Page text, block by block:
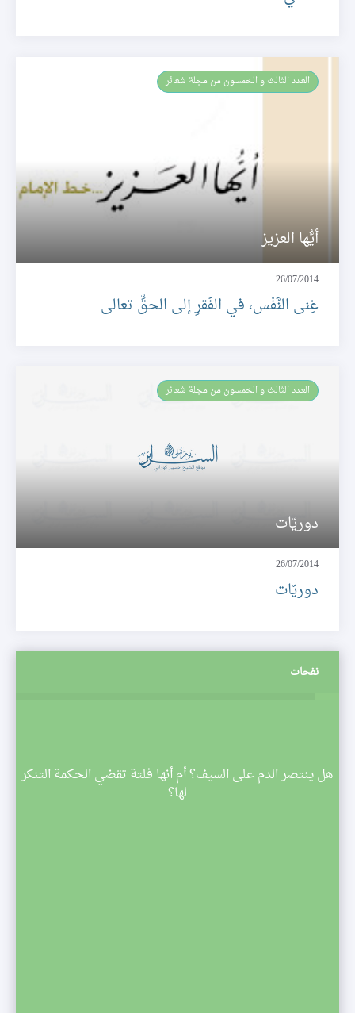
العـدد الثالث و الخمسون من مجلة شعائر
أيُّها العزيز
26/07/2014
غِنى النَّفْس، في الفَقرِ إلى الحقِّ تعالى
العـدد الثالث و الخمسون من مجلة شعائر
دوريّات
26/07/2014
دوريّات
نفحات
هل ينتصر الدم على السيف؟ أم أنها فلتة تقضي الحكمة التنكر
لها؟